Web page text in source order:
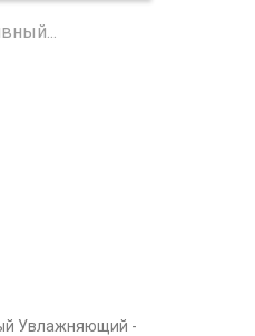
Увлажняющий -